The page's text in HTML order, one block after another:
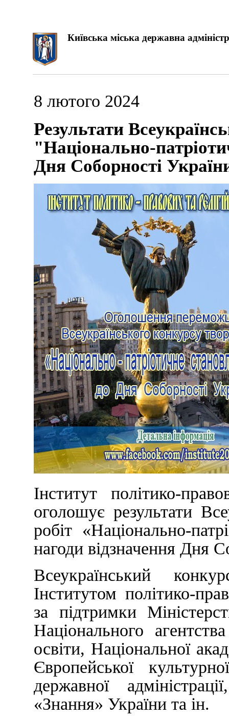
Київська міська державна
8 лютого 2024
Результати
"Національно-
Дня Соборності
Інститут політико-
оголошує результати
робіт «Національно-
нагоди відзначення Дня
Всеукраїнський
Інститутом політико-
за підтримки
Національного
освіти, Національної
Європейської
державної
«Знання» України та ін.